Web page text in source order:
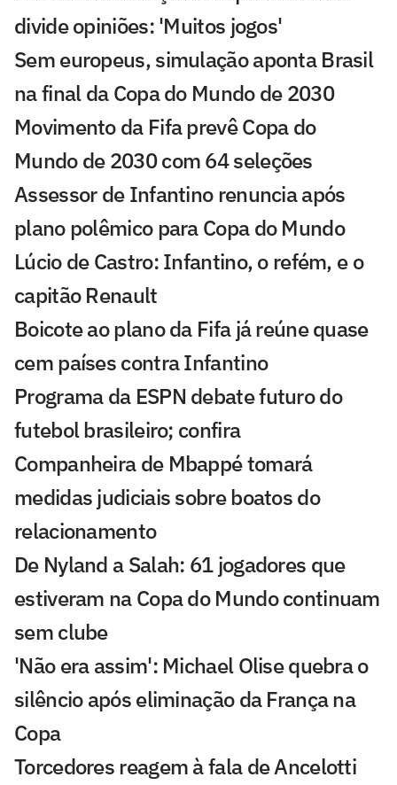
divide opiniões: 'Muitos jogos'
Sem europeus, simulação aponta Brasil
na final da Copa do Mundo de 2030
Movimento da Fifa prevê Copa do
Mundo de 2030 com 64 seleções
Assessor de Infantino renuncia após
plano polêmico para Copa do Mundo
Lúcio de Castro: Infantino, o refém, e o
capitão Renault
Boicote ao plano da Fifa já reúne quase
cem países contra Infantino
Programa da ESPN debate futuro do
futebol brasileiro; confira
Companheira de Mbappé tomará
medidas judiciais sobre boatos do
relacionamento
De Nyland a Salah: 61 jogadores que
estiveram na Copa do Mundo continuam
sem clube
'Não era assim': Michael Olise quebra o
silêncio após eliminação da França na
Copa
Torcedores reagem à fala de Ancelotti